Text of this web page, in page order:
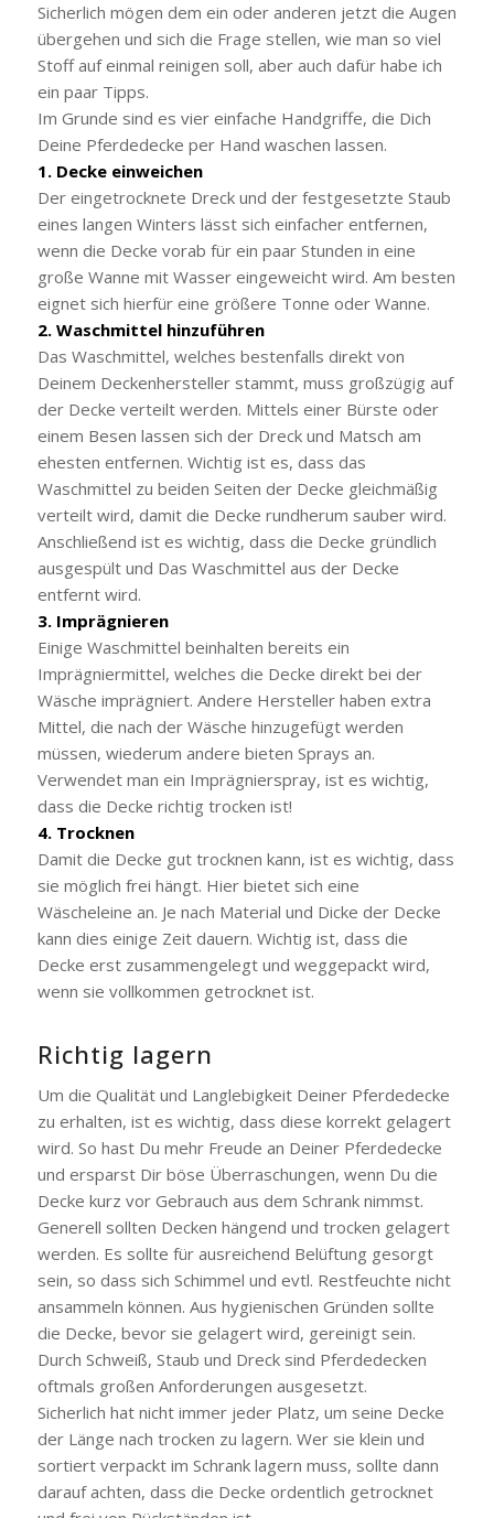
Sicherlich mögen dem ein oder anderen jetzt die Augen
übergehen und sich die Frage stellen, wie man so viel
Stoff auf einmal reinigen soll, aber auch dafür habe ich
ein paar Tipps.
Im Grunde sind es vier einfache Handgriffe, die Dich
Deine Pferdedecke per Hand waschen lassen.
1. Decke einweichen
Der eingetrocknete Dreck und der festgesetzte Staub
eines langen Winters lässt sich einfacher entfernen,
wenn die Decke vorab für ein paar Stunden in eine
große Wanne mit Wasser eingeweicht wird. Am besten
eignet sich hierfür eine größere Tonne oder Wanne.
2. Waschmittel hinzuführen
Das Waschmittel, welches bestenfalls direkt von
Deinem Deckenhersteller stammt, muss großzügig auf
der Decke verteilt werden. Mittels einer Bürste oder
einem Besen lassen sich der Dreck und Matsch am
ehesten entfernen. Wichtig ist es, dass das
Waschmittel zu beiden Seiten der Decke gleichmäßig
verteilt wird, damit die Decke rundherum sauber wird.
Anschließend ist es wichtig, dass die Decke gründlich
ausgespült und Das Waschmittel aus der Decke
entfernt wird.
3. Imprägnieren
Einige Waschmittel beinhalten bereits ein
Imprägniermittel, welches die Decke direkt bei der
Wäsche imprägniert. Andere Hersteller haben extra
Mittel, die nach der Wäsche hinzugefügt werden
müssen, wiederum andere bieten Sprays an.
Verwendet man ein Imprägnierspray, ist es wichtig,
dass die Decke richtig trocken ist!
4. Trocknen
Damit die Decke gut trocknen kann, ist es wichtig, dass
sie möglich frei hängt. Hier bietet sich eine
Wäscheleine an. Je nach Material und Dicke der Decke
kann dies einige Zeit dauern. Wichtig ist, dass die
Decke erst zusammengelegt und weggepackt wird,
wenn sie vollkommen getrocknet ist.
Richtig lagern
Um die Qualität und Langlebigkeit Deiner Pferdedecke
zu erhalten, ist es wichtig, dass diese korrekt gelagert
wird. So hast Du mehr Freude an Deiner Pferdedecke
und ersparst Dir böse Überraschungen, wenn Du die
Decke kurz vor Gebrauch aus dem Schrank nimmst.
Generell sollten Decken hängend und trocken gelagert
werden. Es sollte für ausreichend Belüftung gesorgt
sein, so dass sich Schimmel und evtl. Restfeuchte nicht
ansammeln können. Aus hygienischen Gründen sollte
die Decke, bevor sie gelagert wird, gereinigt sein.
Durch Schweiß, Staub und Dreck sind Pferdedecken
oftmals großen Anforderungen ausgesetzt.
Sicherlich hat nicht immer jeder Platz, um seine Decke
der Länge nach trocken zu lagern. Wer sie klein und
sortiert verpackt im Schrank lagern muss, sollte dann
darauf achten, dass die Decke ordentlich getrocknet